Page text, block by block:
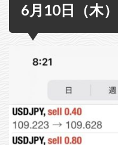
6月10日（木